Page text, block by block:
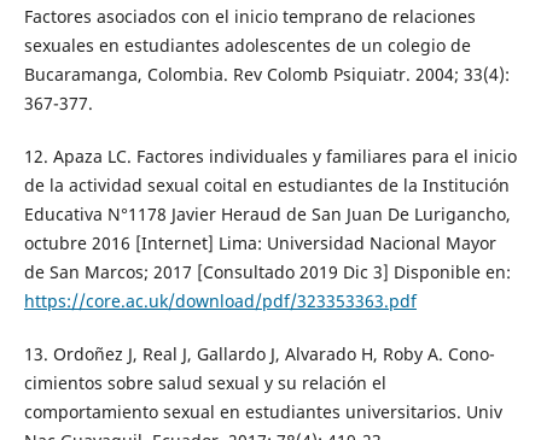
Factores asociados con el inicio temprano de relaciones
sexuales en estudiantes adolescentes de un colegio de
Bucaramanga, Colombia. Rev Colomb Psiquiatr. 2004; 33(4):
367-377.
12. Apaza LC. Factores individuales y familiares para el inicio
de la actividad sexual coital en estudiantes de la Institución
Educativa N°1178 Javier Heraud de San Juan De Lurigancho,
octubre 2016 [Internet] Lima: Universidad Nacional Mayor
de San Marcos; 2017 [Consultado 2019 Dic 3] Disponible en:
https://core.ac.uk/download/pdf/323353363.pdf
13. Ordoñez J, Real J, Gallardo J, Alvarado H, Roby A. Cono-
cimientos sobre salud sexual y su relación el
comportamiento sexual en estudiantes universitarios. Univ